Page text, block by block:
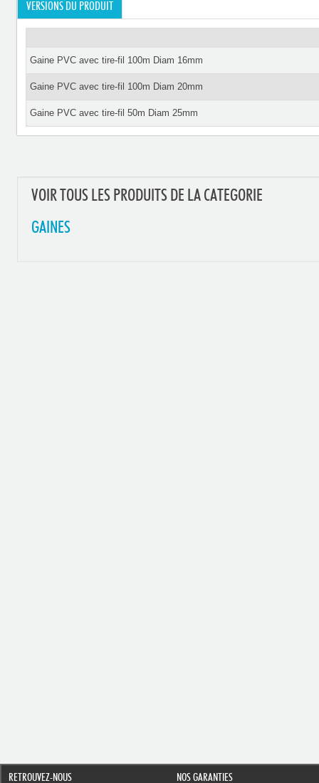
VERSIONS DU PRODUIT
Gaine PVC avec tire-fil 100m Diam 16mm
Gaine PVC avec tire-fil 100m Diam 20mm
Gaine PVC avec tire-fil 50m Diam 25mm
VOIR TOUS LES PRODUITS DE LA CATEGORIE
GAINES
RETROUVEZ-NOUS NOS GARANTIES